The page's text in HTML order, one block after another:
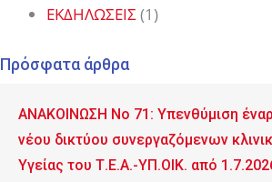
ΕΚΔΗΛΩΣΕΙΣ (1)
Πρόσφατα άρθρα
ΑΝΑΚΟΙΝΩΣΗ No 71: Υπενθύμιση
νέου δικτύου συνεργαζόμενων
Υγείας του Τ.Ε.Α.-ΥΠ.ΟΙΚ. από